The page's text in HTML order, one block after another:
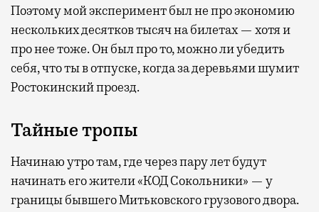
Поэтому мой эксперимент был не про экономию
нескольких десятков тысяч на билетах — хотя и
про нее тоже. Он был про то, можно ли убедить
себя, что ты в отпуске, когда за деревьями шумит
Ростокинский проезд.
Тайные тропы
Начинаю утро там, где через пару лет будут
начинать его жители «КОД Сокольники» — у
границы бывшего Митьковского грузового двора.